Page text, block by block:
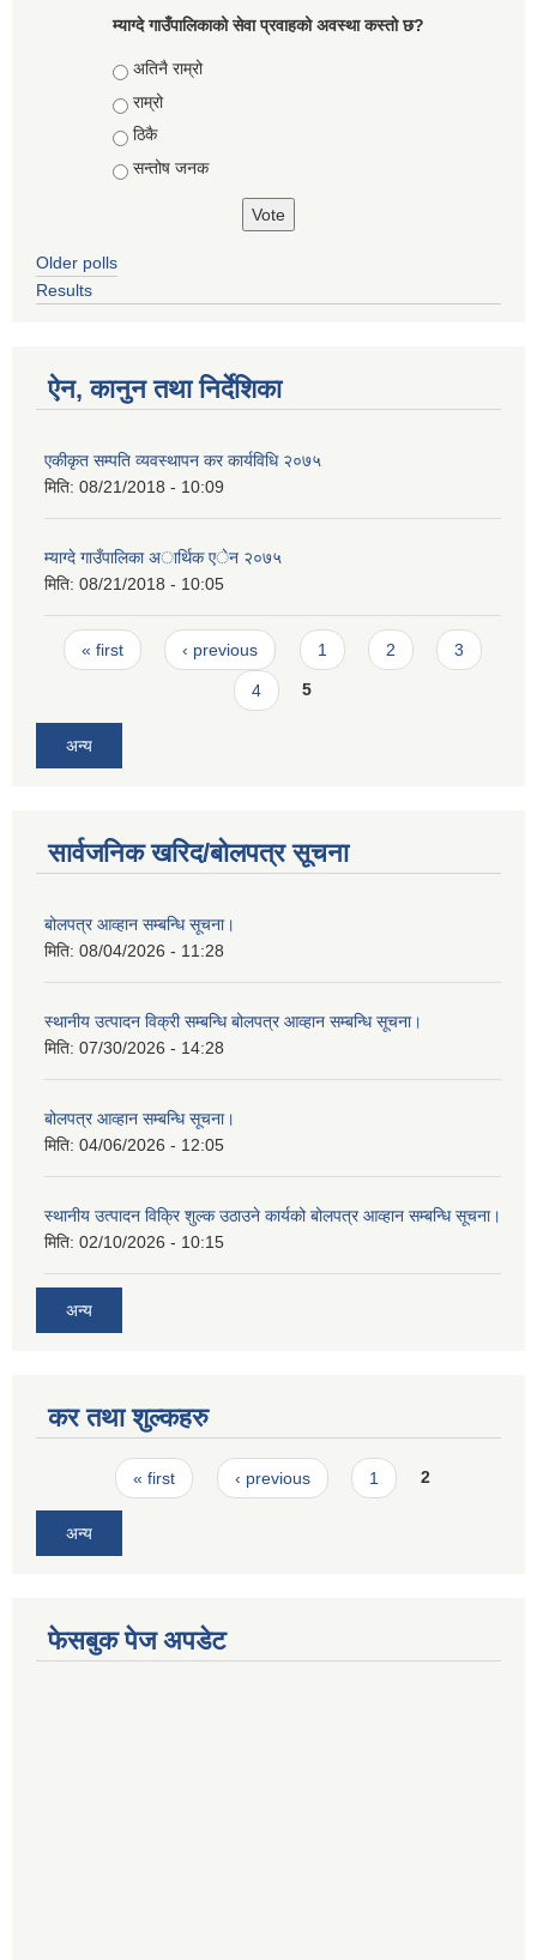
म्याग्दे गाउँपालिकाको सेवा प्रवाहको अवस्था कस्तो छ?
Choices
अतिनै राम्रो
राम्रो
ठिकै
सन्तोष जनक
Older polls
Results
ऐन, कानुन तथा निर्देशिका
एकीकृत सम्पति व्यवस्थापन कर कार्यविधि २०७५
मिति: 08/21/2018 - 10:09
म्याग्दे गाउँपालिका अार्थिक एेन २०७५
मिति: 08/21/2018 - 10:05
Pages
« first ‹ previous 1 2 3
4 5
अन्य
सार्वजनिक खरिद/बोलपत्र सूचना
बोलपत्र आव्हान सम्बन्धि सूचना।
मिति: 08/04/2026 - 11:28
स्थानीय उत्पादन विक्री सम्बन्धि बोलपत्र आव्हान सम्बन्धि सूचना।
मिति: 07/30/2026 - 14:28
बोलपत्र आव्हान सम्बन्धि सूचना।
मिति: 04/06/2026 - 12:05
स्थानीय उत्पादन विक्रि शुल्क उठाउने कार्यको बोलपत्र आव्हान सम्बन्धि सूचना।
मिति: 02/10/2026 - 10:15
अन्य
कर तथा शुल्कहरु
Pages« first ‹ previous 1 2
अन्य
फेसबुक पेज अपडेट